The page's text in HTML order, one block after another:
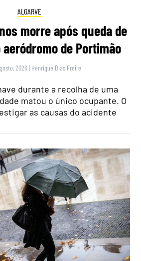
ALGARVE
morre após queda de
de Portimão
2026 | Henrique Dias Freire
durante a recolha de uma
matou o único ocupante. O
as causas do acidente